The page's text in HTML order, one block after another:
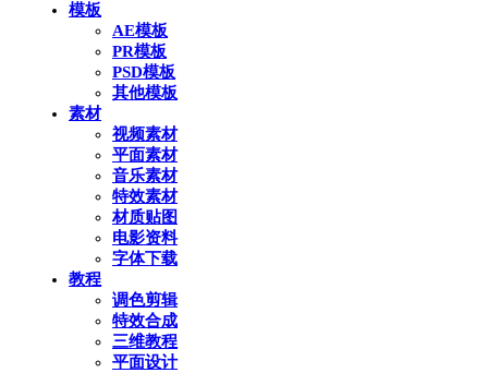
模板
AE模板
PR模板
PSD模板
其他模板
素材
视频素材
平面素材
音乐素材
特效素材
材质贴图
电影资料
字体下载
教程
调色剪辑
特效合成
三维教程
平面设计